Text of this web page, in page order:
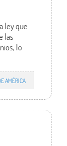
ley que
las
lo
AMÉRICA